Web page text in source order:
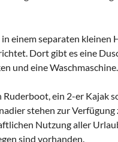
einem separaten kleinen
Dort gibt es eine
und eine Waschmaschine.
Ruderboot, ein 2-er Kajak
stehen zur Verfügung
Nutzung aller
sind vorhanden.